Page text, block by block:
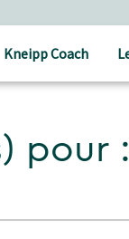
Kneipp Coach
pour :